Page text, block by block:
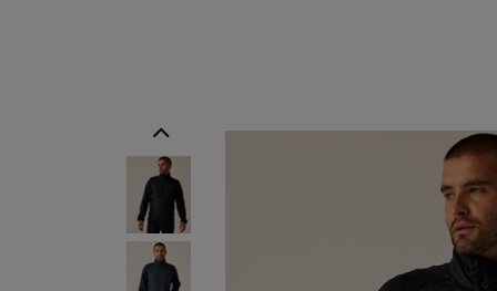
Previous